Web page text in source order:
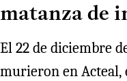
matanza de
El 22 de diciembre
murieron en Acteal,